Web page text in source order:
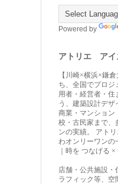
Powered by
アトリエ アイ
【川崎×横浜×鎌
ち、全国でプロジ
用者・経営者・住
う、建築設計デザ
商業・マンション
校・古民家まで、
ンの実績。 アト
わオンリーワンの
｜時を つなげる
店舗・公共施設・
ラフィック等、空